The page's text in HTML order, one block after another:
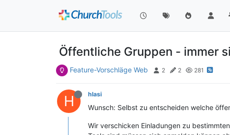
Öffentliche Gruppen - immer
Feature-Vorschläge Web 2 2 281
H hlasi
Wunsch: Selbst zu entscheiden welche
Wir verschicken Einladungen zu